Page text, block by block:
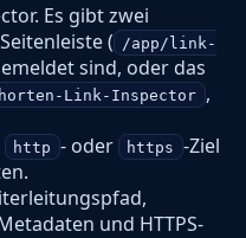
Es gibt zwei
(
/app/link-
sind, oder das
Link-Inspector ,
http - oder https -Ziel
und HTTPS-